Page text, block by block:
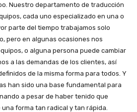
Nuestro departamento de traducción
cada uno especializado en una o
parte del tiempo trabajamos solo
pero en algunas ocasiones nos
o alguna persona puede cambiar
a las demandas de los clientes, así
de la misma forma para todos. Y
han sido una base fundamental para
a pesar de haber tenido que
forma tan radical y tan rápida.